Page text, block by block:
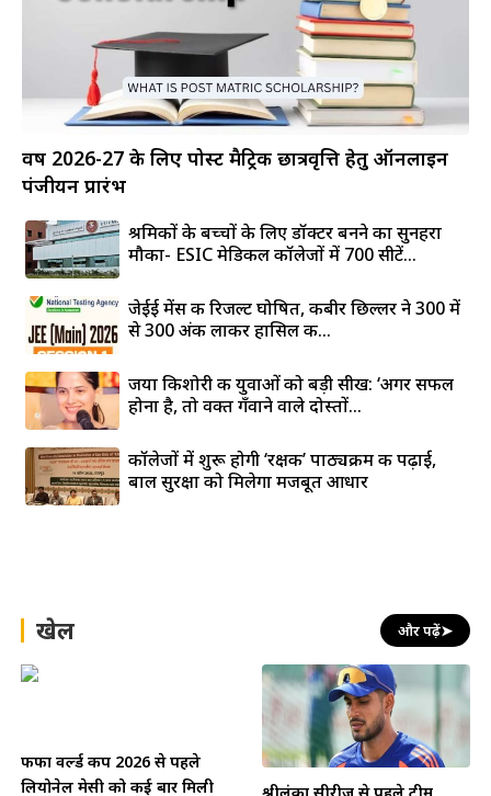
वर्ष 2026-27 के लिए पोस्ट मैट्रिक छात्रवृत्ति हेतु ऑनलाइन
पंजीयन प्रारंभ
श्रमिकों के बच्चों के लिए डॉक्टर बनने का सुनहरा
मौका- ESIC मेडिकल कॉलेजों में 700 सीटें...
जेईई मेंस की रिजल्ट घोषित, कबीर छिल्लर ने 300 में
से 300 अंक लाकर हासिल की...
जया किशोरी की युवाओं को बड़ी सीख: ‘अगर सफल
होना है, तो वक्त गँवाने वाले दोस्तों...
कॉलेजों में शुरू होगी ‘रक्षक’ पाठ्यक्रम की पढ़ाई,
बाल सुरक्षा को मिलेगा मजबूत आधार
खेल और पढ़ें➤
फीफा वर्ल्ड कप 2026 से पहले
लियोनेल मेसी को कई बार मिली